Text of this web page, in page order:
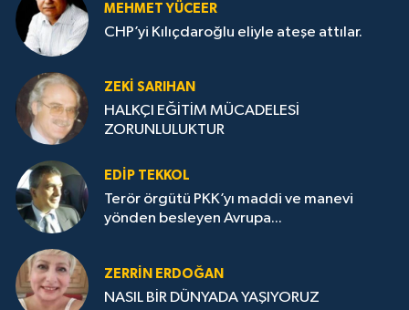
MEHMET YÜCEER
CHP’yi Kılıçdaroğlu eliyle ateşe attılar.
ZEKI SARIHAN
HALKÇI EĞİTİM MÜCADELESİ
ZORUNLULUKTUR
EDIP TEKKOL
Terör örgütü PKK’yı maddi ve manevi
yönden besleyen Avrupa...
ZERRIN ERDOĞAN
NASIL BİR DÜNYADA YAŞIYORUZ